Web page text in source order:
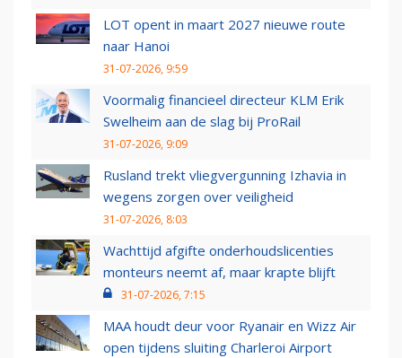
LOT opent in maart 2027 nieuwe route
naar Hanoi
31-07-2026, 9:59
Voormalig financieel directeur KLM Erik
Swelheim aan de slag bij ProRail
31-07-2026, 9:09
Rusland trekt vliegvergunning Izhavia in
wegens zorgen over veiligheid
31-07-2026, 8:03
Wachttijd afgifte onderhoudslicenties
monteurs neemt af, maar krapte blijft
31-07-2026, 7:15
MAA houdt deur voor Ryanair en Wizz Air
open tijdens sluiting Charleroi Airport